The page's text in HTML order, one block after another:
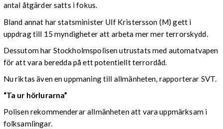
antal åtgärder satts i fokus.
Bland annat har statsminister Ulf Kristersson (M) gett i
uppdrag till 15 myndigheter att arbeta mer mer terrorskydd.
Dessutom har Stockholmspolisen utrustats med automatvapen
för att vara beredda på ett potentiellt terrordåd.
Nu riktas även en uppmaning till allmänheten, rapporterar SVT.
“Ta ur hörlurarna”
Polisen rekommenderar allmänheten att vara uppmärksam i
folksamlingar.